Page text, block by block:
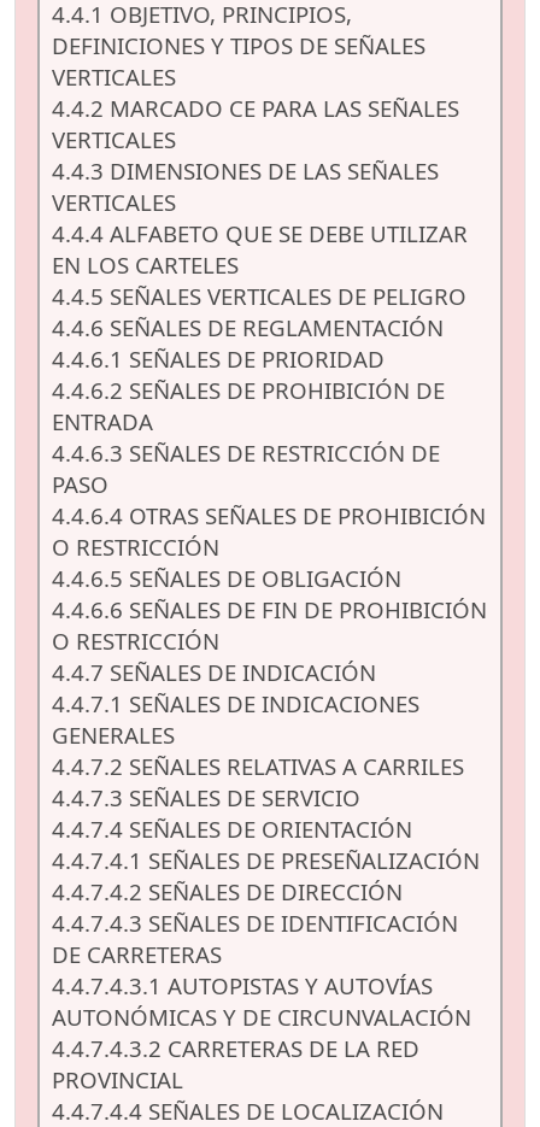
4.4.1 OBJETIVO, PRINCIPIOS,
DEFINICIONES Y TIPOS DE SEÑALES
VERTICALES
4.4.2 MARCADO CE PARA LAS SEÑALES
VERTICALES
4.4.3 DIMENSIONES DE LAS SEÑALES
VERTICALES
4.4.4 ALFABETO QUE SE DEBE UTILIZAR
EN LOS CARTELES
4.4.5 SEÑALES VERTICALES DE PELIGRO
4.4.6 SEÑALES DE REGLAMENTACIÓN
4.4.6.1 SEÑALES DE PRIORIDAD
4.4.6.2 SEÑALES DE PROHIBICIÓN DE
ENTRADA
4.4.6.3 SEÑALES DE RESTRICCIÓN DE
PASO
4.4.6.4 OTRAS SEÑALES DE PROHIBICIÓN
O RESTRICCIÓN
4.4.6.5 SEÑALES DE OBLIGACIÓN
4.4.6.6 SEÑALES DE FIN DE PROHIBICIÓN
O RESTRICCIÓN
4.4.7 SEÑALES DE INDICACIÓN
4.4.7.1 SEÑALES DE INDICACIONES
GENERALES
4.4.7.2 SEÑALES RELATIVAS A CARRILES
4.4.7.3 SEÑALES DE SERVICIO
4.4.7.4 SEÑALES DE ORIENTACIÓN
4.4.7.4.1 SEÑALES DE PRESEÑALIZACIÓN
4.4.7.4.2 SEÑALES DE DIRECCIÓN
4.4.7.4.3 SEÑALES DE IDENTIFICACIÓN
DE CARRETERAS
4.4.7.4.3.1 AUTOPISTAS Y AUTOVÍAS
AUTONÓMICAS Y DE CIRCUNVALACIÓN
4.4.7.4.3.2 CARRETERAS DE LA RED
PROVINCIAL
4.4.7.4.4 SEÑALES DE LOCALIZACIÓN